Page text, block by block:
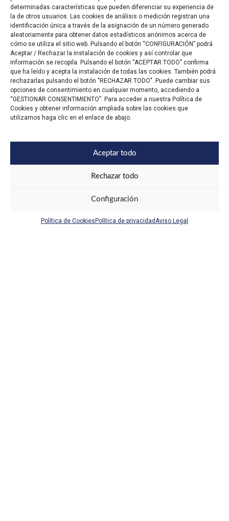
determinadas características que pueden diferenciar su experiencia de
la de otros usuarios. Las cookies de análisis o medición registran una
identificación única a través de la asignación de un número generado
aleatoriamente para obtener datos estadísticos anónimos acerca de
cómo se utiliza el sitio web. Pulsando el botón “CONFIGURACIÓN” podrá
Aceptar / Rechazar la instalación de cookies y así controlar que
información se recopila. Pulsando el botón “ACEPTAR TODO” confirma
que ha leído y acepta la instalación de todas las cookies. También podrá
rechazarlas pulsando el botón "RECHAZAR TODO". Puede cambiar sus
opciones de consentimiento en cualquier momento, accediendo a
“GESTIONAR CONSENTIMIENTO”. Para acceder a nuestra Política de
Cookies y obtener información ampliada sobre las cookies que
utilizamos haga clic en el enlace de abajo.
Aceptar todo
Rechazar todo
Configuración
Política de Cookies Política de privacidadAviso Legal
Aviso
Legal